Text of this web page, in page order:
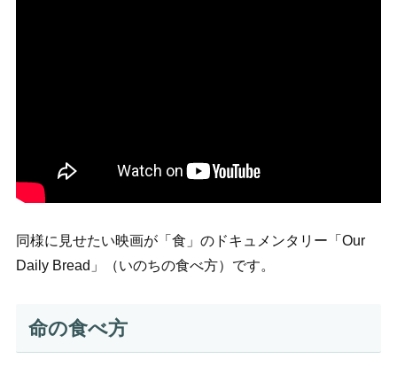
同様に見せたい映画が「食」のドキュメンタリー「Our
Daily Bread」（いのちの食べ方）です。
命の食べ方